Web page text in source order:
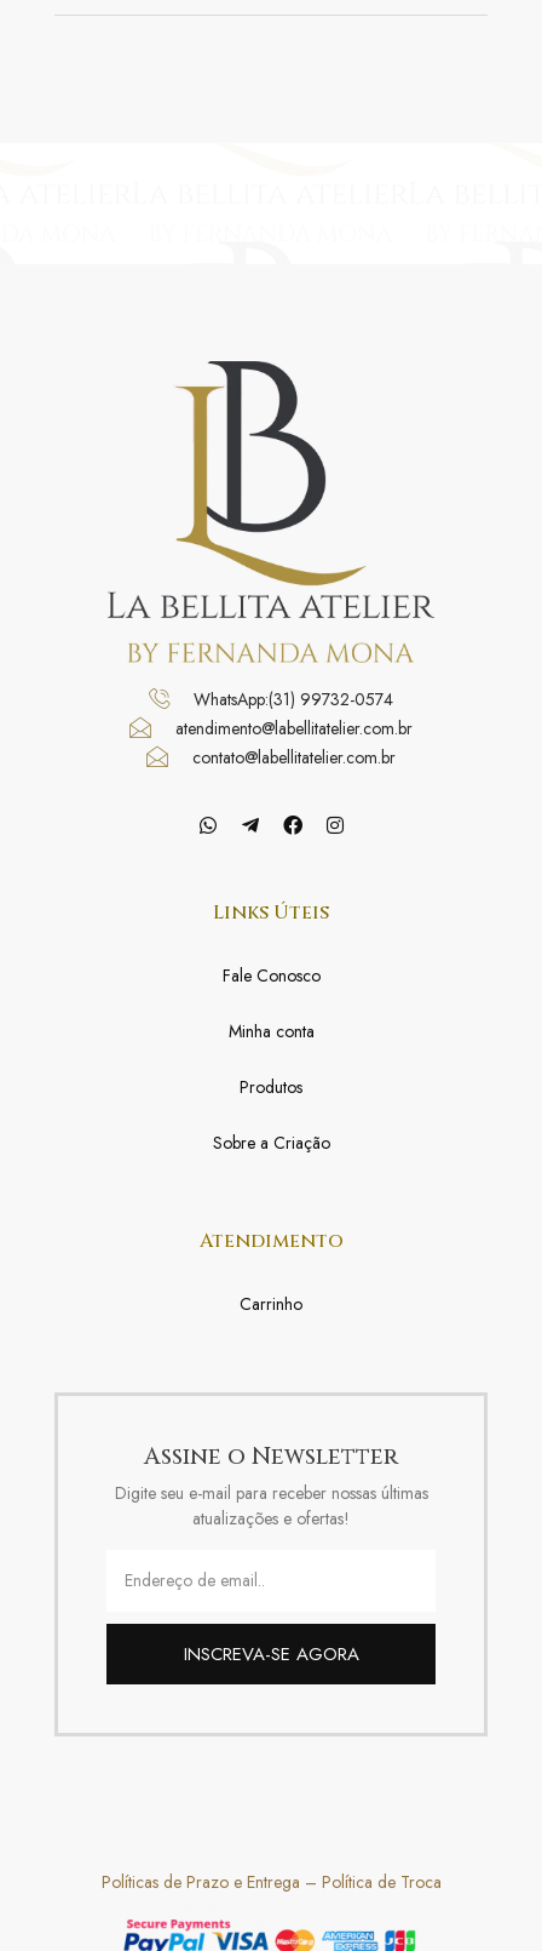
WhatsApp:(31) 99732-0574
atendimento@labellitatelier.com.br
contato@labellitatelier.com.br
Links Úteis
Fale Conosco
Minha conta
Produtos
Sobre a Criação
Atendimento
Carrinho
Assine o Newsletter
Digite seu e-mail para receber nossas últimas
atualizações e ofertas!
INSCREVA-SE AGORA
Políticas de Prazo e Entrega – Política de Troca